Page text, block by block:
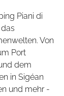
Piani di
Von
Port
dem
in Sigéan
und mehr -